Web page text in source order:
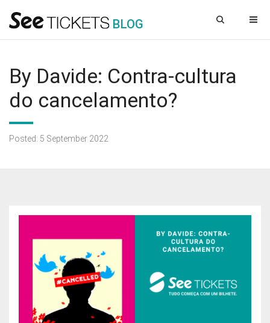
BLOG
By Davide: Contra-cultura
do cancelamento?
Posted: 5 September 2022